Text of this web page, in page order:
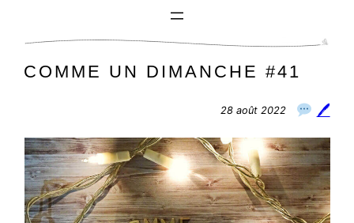
COMME UN DIMANCHE #41
28 août 2022 🖊